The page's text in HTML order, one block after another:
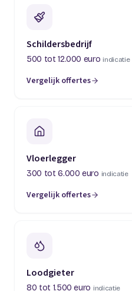
Schildersbedrijf
500 tot 12.000 euro indicatie
Vergelijk offertes
(opent in een nieuw tabblad)
Vloerlegger
300 tot 6.000 euro indicatie
Vergelijk offertes
(opent in een nieuw tabblad)
Loodgieter
80 tot 1.500 euro indicatie